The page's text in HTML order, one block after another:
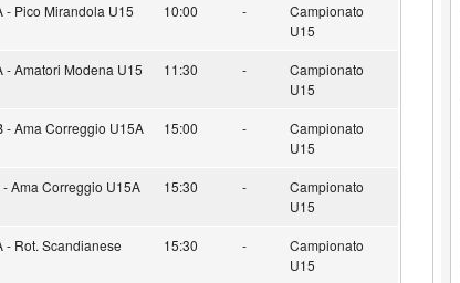
- Pico Mirandola U15 10:00 -
Campionato
U15
Amatori Modena U15 11:30 -
Campionato
U15
- Ama Correggio U15A 15:00 -
Campionato
U15
Ama Correggio U15A 15:30 -
Campionato
U15
- Rot. Scandianese
15:30 -
Campionato
U15